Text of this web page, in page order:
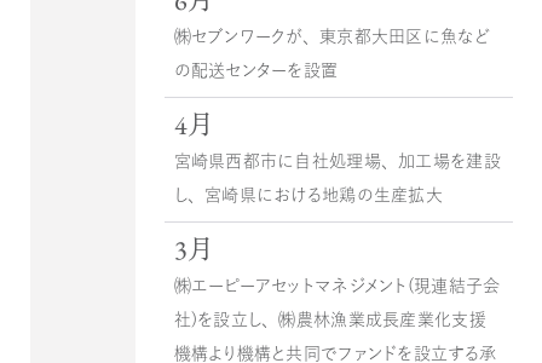
㈱セブンワークが、東京都大田区に魚など
の配送センターを設置
4月
宮崎県西都市に自社処理場、加工場を建設
し、宮崎県における地鶏の生産拡大
3月
㈱エーピーアセットマネジメント（現連結子会
社）を設立し、㈱農林漁業成長産業化支援
機構より機構と共同でファンドを設立する承